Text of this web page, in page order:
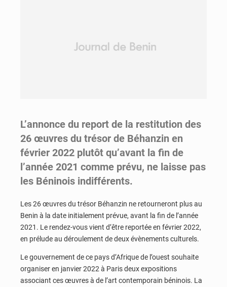
L’annonce du report de la restitution des
26 œuvres du trésor de Béhanzin en
février 2022 plutôt qu’avant la fin de
l’année 2021 comme prévu, ne laisse pas
les Béninois indifférents.
Les 26 œuvres du trésor Béhanzin ne retourneront plus au
Benin à la date initialement prévue, avant la fin de l’année
2021. Le rendez-vous vient d’être reportée en février 2022,
en prélude au déroulement de deux évènements culturels.
Le gouvernement de ce pays d’Afrique de l’ouest souhaite
organiser en janvier 2022 à Paris deux expositions
associant ces œuvres à de l’art contemporain béninois. La